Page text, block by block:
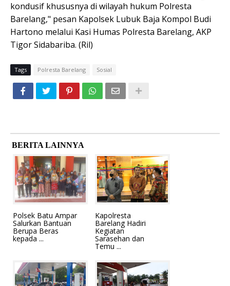
kondusif khususnya di wilayah hukum Polresta
Barelang," pesan Kapolsek Lubuk Baja Kompol Budi
Hartono melalui Kasi Humas Polresta Barelang, AKP
Tigor Sidabariba. (Ril)
Tags Polresta Barelang Sosial
BERITA LAINNYA
Polsek Batu Ampar
Salurkan Bantuan
Berupa Beras
kepada ...
Kapolresta
Barelang Hadiri
Kegiatan
Sarasehan dan
Temu ...